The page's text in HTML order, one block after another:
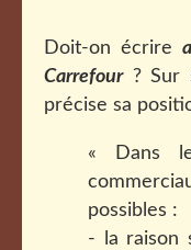
Doit-on écrire
Carrefour? Sur
précise sa
« Dans le
possibles :
- la raison